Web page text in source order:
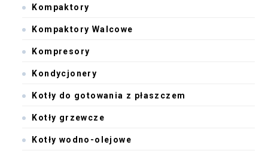
Kompaktory
Kompaktory Walcowe
Kompresory
Kondycjonery
Kotły do gotowania z płaszczem
Kotły grzewcze
Kotły wodno-olejowe